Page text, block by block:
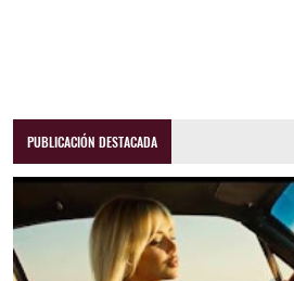
PUBLICACIÓN DESTACADA